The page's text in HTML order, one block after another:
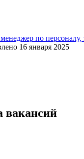
по персоналу,
16 января 2025
вакансий